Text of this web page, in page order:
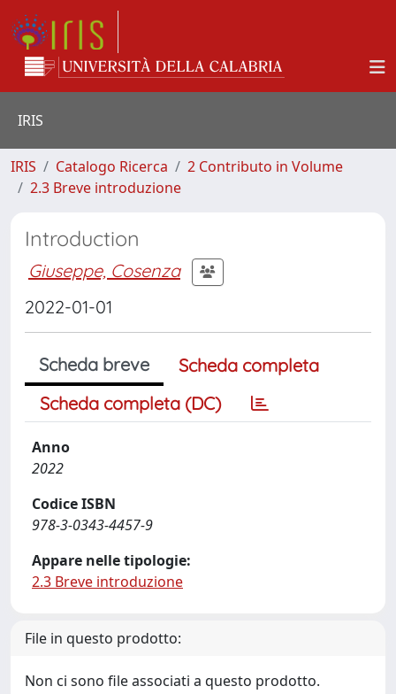
IRIS
IRIS Catalogo Ricerca
2 Contributo in Volume
2.3 Breve introduzione
Introduction
Giuseppe, Cosenza
2022-01-01
Scheda breve
Scheda completa
Scheda completa (DC)
Anno
2022
Codice ISBN
978-3-0343-4457-9
Appare nelle tipologie:
2.3 Breve introduzione
File in questo prodotto:
Non ci sono file associati a questo prodotto.